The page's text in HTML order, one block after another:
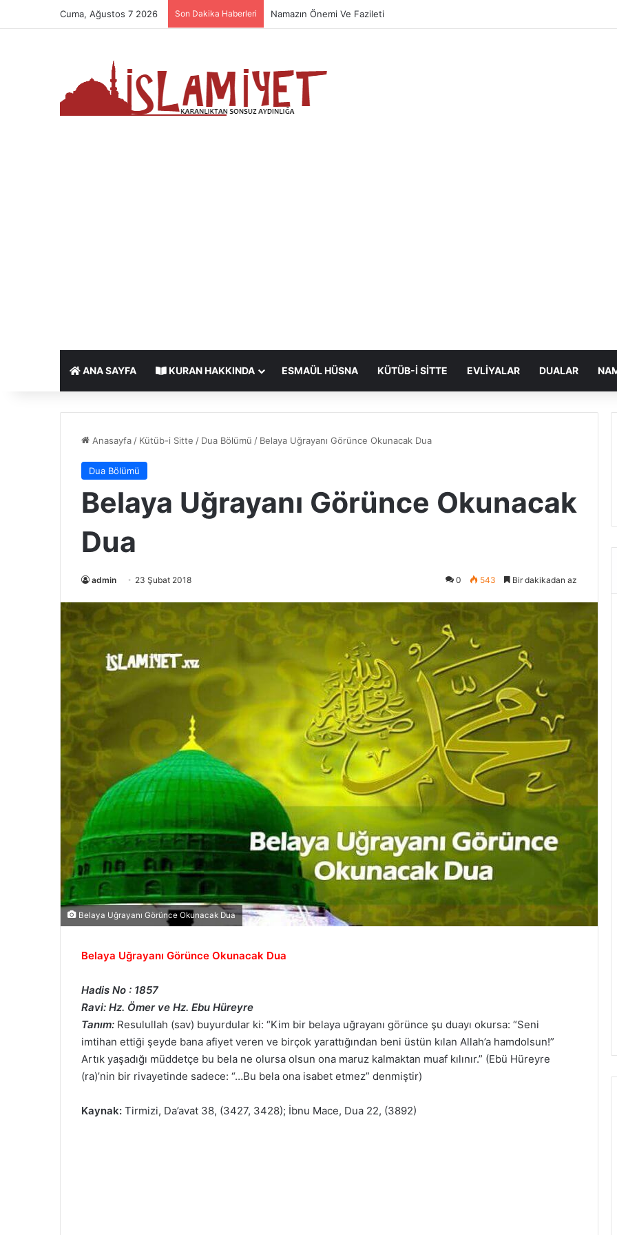
Cuma, Ağustos 7 2026 Son Dakika Haberleri Namazın Önemi Ve Fazileti
ANA SAYFA KURAN HAKKINDA ESMAÜL HÜSNA KÜTÜB-I SITTE EVLIYALAR DUALAR
Anasayfa / Kütüb-i Sitte / Dua Bölümü / Belaya Uğrayanı Görünce Okunacak Dua
Dua Bölümü
Belaya Uğrayanı Görünce Okunacak
Dua
admin 23 Şubat 2018 0 543 Bir dakikadan az
Belaya Uğrayanı Görünce Okunacak Dua
Belaya Uğrayanı Görünce Okunacak Dua
Hadis No : 1857
Ravi: Hz. Ömer ve Hz. Ebu Hüreyre
Tanım: Resulullah (sav) buyurdular ki: “Kim bir belaya uğrayanı görünce şu duayı okursa: “Seni
imtihan ettiği şeyde bana afiyet veren ve birçok yarattığından beni üstün kılan Allah’a hamdolsun!”
Artık yaşadığı müddetçe bu bela ne olursa olsun ona maruz kalmaktan muaf kılınır.” (Ebü Hüreyre
(ra)’nin bir rivayetinde sadece: “…Bu bela ona isabet etmez” denmiştir)
Kaynak: Tirmizi, Da’avat 38, (3427, 3428); İbnu Mace, Dua 22, (3892)